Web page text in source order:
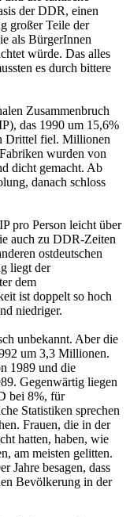
der DDR, einen
großer Teile der
als BürgerInnen
würde. Das alles
es durch bittere
Zusammenbruch
das 1990 um 15,6%
Drittel fiel. Millionen
wurden von
dicht gemacht. Ab
danach schloss
pro Person leicht über
auch zu DDR-Zeiten
ostdeutschen
liegt der
dem
ist doppelt so hoch
niedriger.
unbekannt. Aber die
um 3,3 Millionen.
1989 und die
Gegenwärtig liegen
bei 8%, für
Statistiken sprechen
Frauen, die in der
hatten, haben, wie
am meisten gelitten.
Jahre besagen, dass
Bevölkerung in der